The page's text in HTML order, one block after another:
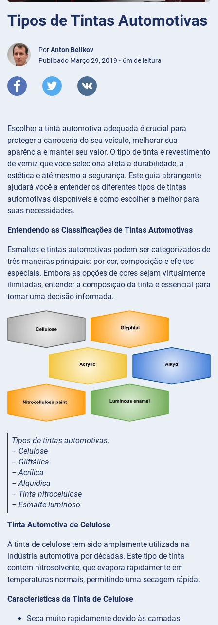
Tipos de Tintas Automotivas
PorAnton Belikov
Publicado Março 29, 2019 • 6m de leitura
Escolher a tinta automotiva adequada é crucial para
proteger a carroceria do seu veículo, melhorar sua
aparência e manter seu valor. O tipo de tinta e revestimento
de verniz que você seleciona afeta a durabilidade, a
estética e até mesmo a segurança. Este guia abrangente
ajudará você a entender os diferentes tipos de tintas
automotivas disponíveis e como escolher a melhor para
suas necessidades.
Entendendo as Classificações de Tintas Automotivas
Esmaltes e tintas automotivas podem ser categorizados de
três maneiras principais: por cor, composição e efeitos
especiais. Embora as opções de cores sejam virtualmente
ilimitadas, entender a composição da tinta é essencial para
tomar uma decisão informada.
Tipos de tintas automotivas:
– Celulose
– Gliftálica
– Acrílica
– Alquídica
– Tinta nitrocelulose
– Esmalte luminoso
Tinta Automotiva de Celulose
A tinta de celulose tem sido amplamente utilizada na
indústria automotiva por décadas. Este tipo de tinta
contém nitrosolvente, que evapora rapidamente em
temperaturas normais, permitindo uma secagem rápida.
Características da Tinta de Celulose
Seca muito rapidamente devido às camadas